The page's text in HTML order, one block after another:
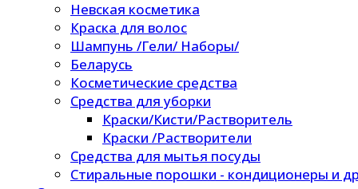
Невская косметика
Краска для волос
Шампунь /Гели/ Наборы/
Беларусь
Косметические средства
Средства для уборки
Краски/Кисти/Растворитель
Краски /Растворители
Средства для мытья посуды
Стиральные порошки - кондиционеры и